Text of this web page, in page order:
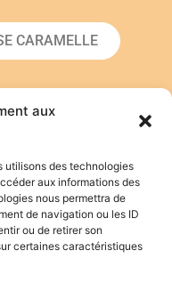
aux
utilisons des technologies
aux informations des
nous permettra de
de navigation ou les ID
ou de retirer son
certaines caractéristiques
CARAMELLE
de vous